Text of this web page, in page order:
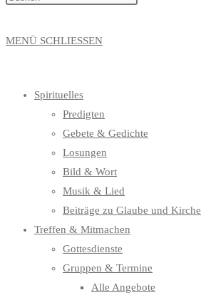
MENÜ SCHLIESSEN
Spirituelles
Predigten
Gebete & Gedichte
Losungen
Bild & Wort
Musik & Lied
Beiträge zu Glaube und Kirche
Treffen & Mitmachen
Gottesdienste
Gruppen & Termine
Alle Angebote